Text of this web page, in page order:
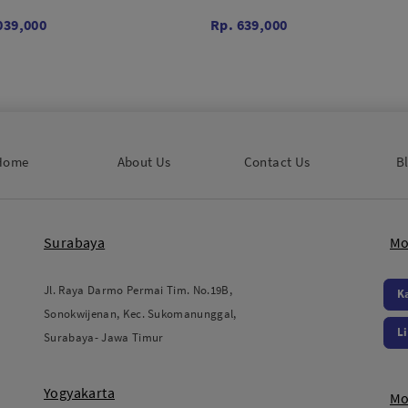
Rp. 639,000
About Us Contact Us
Surabaya
Jl. Raya Darmo Permai Tim. No.19B,
Sonokwijenan, Kec. Sukomanunggal,
Surabaya- Jawa Timur
Yogyakarta